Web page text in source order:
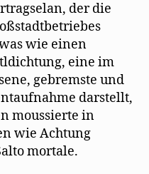
der die
wie einen
eine im
gebremste und
darstellt,
moussierte in
wie Achtung
mortale.